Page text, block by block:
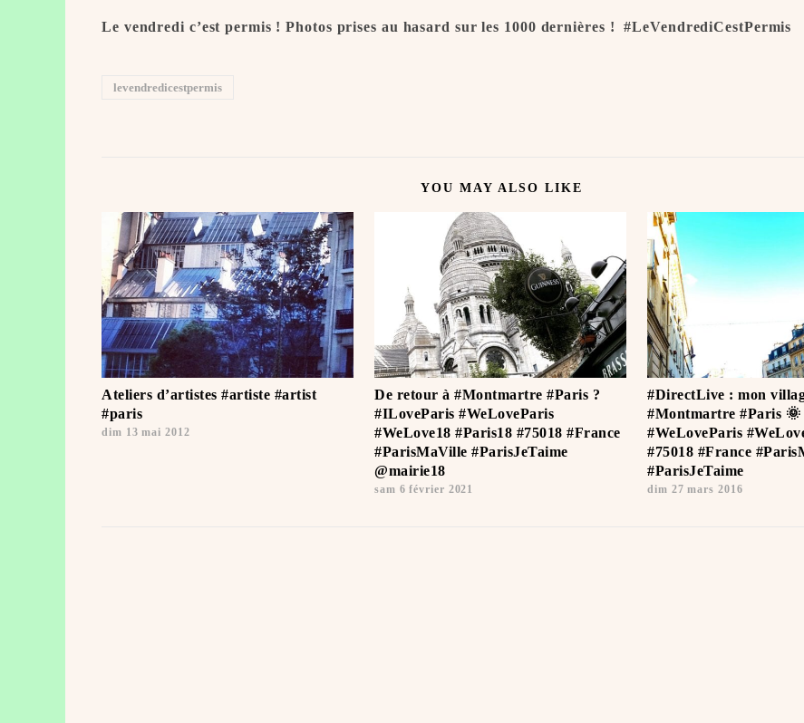
Le vendredi c’est permis ! Photos prises au hasard sur les 1000 dernières ! ️ #LeVendrediCestPermis
levendredicestpermis
YOU MAY ALSO LIKE
Ateliers d’artistes #artiste #artist
#paris
dim 13 mai 2012
De retour à #Montmartre #Paris ?
#ILoveParis #WeLoveParis
#WeLove18 #Paris18 #75018 #France
#ParisMaVille #ParisJeTaime ️
@mairie18
sam 6 février 2021
#DirectLive : mon
#Montmartre #Paris
#WeLoveParis
#75018 #France
#ParisJeTaime ️
dim 27 mars 2016